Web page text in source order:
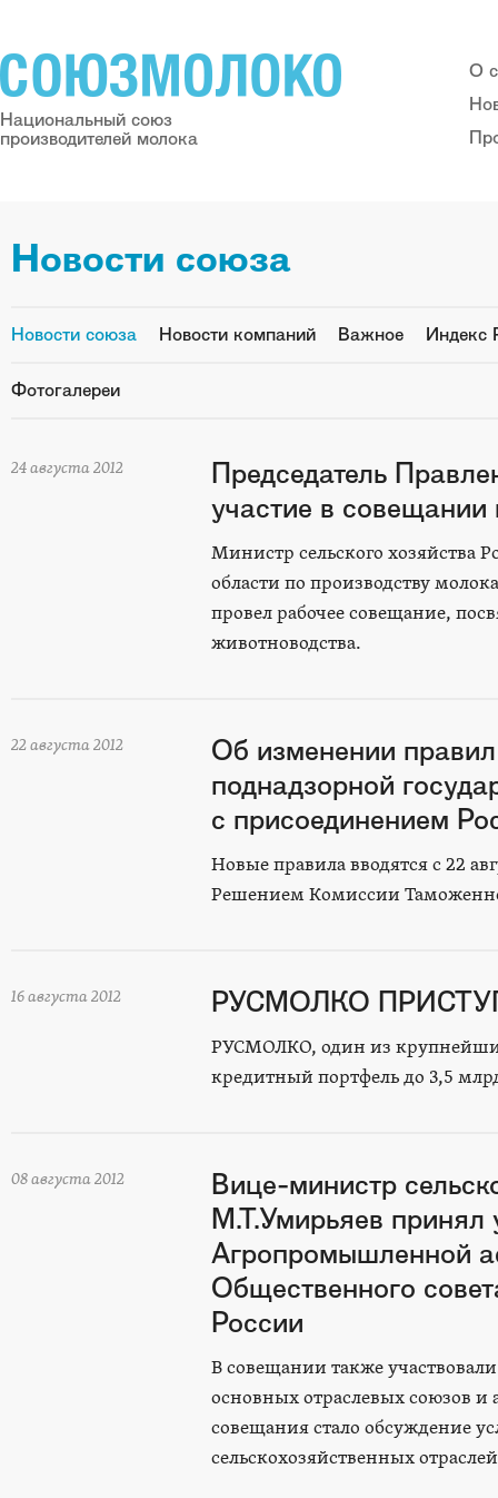
Национальный союз
производителей молока
О
Новости союза
Новости союза Новости компаний Важное Индекс
Фотогалереи
24 августа 2012
Председатель
участие в
Министр сельского хозяйства
области по производству
провел рабочее совещание,
животноводства.
22 августа 2012
Об изменении
поднадзорной
с присоединением
Новые правила вводятся с 22
Решением Комиссии
16 августа 2012 РУСМОЛКО
РУСМОЛКО, один из
кредитный портфель до 3,5
08 августа 2012
Вице-министр
М.Т.Умирьяев принял
Агропромышленной
Общественного
России
В совещании также
основных отраслевых союзов
совещания стало обсуждение
сельскохозяйственных